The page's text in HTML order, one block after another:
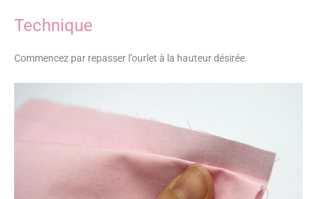
Technique
Commencez par repasser l’ourlet à la hauteur désirée.